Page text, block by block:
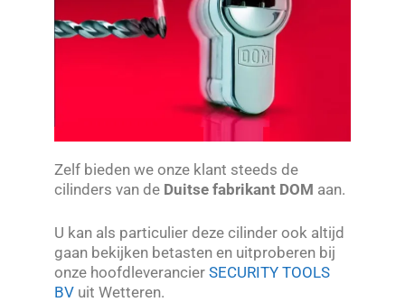
Zelf bieden we onze klant steeds de
cilinders van de Duitse fabrikant DOM aan.
U kan als particulier deze cilinder ook altijd
gaan bekijken betasten en uitproberen bij
onze hoofdleverancier SECURITY TOOLS
BV uit Wetteren.